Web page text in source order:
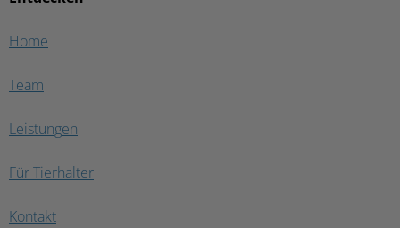
Home
Team
Leistungen
Für Tierhalter
Kontakt